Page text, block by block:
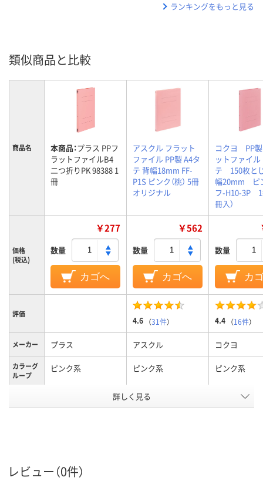
ランキングをもっと見る
類似商品と比較
商品名 本商品：プラス PPフ
ラットファイルB4
二つ折りPK 98388 1
冊
アスクル フラット
ファイル PP製 A4タ
テ 背幅18mm FF-
P1S ピンク（桃） 5冊
オリジナル
コクヨ PP
ットファイ
テ 150枚と
幅20mm
フ-H10-3P 1
冊入）
価格
(税込)
￥277
数量
カゴへ
￥562
数量
カゴへ
数量
カ
評価
4.6 （31件） 4.4 （16件）
メーカー プラス アスクル コクヨ
カラーグ
ループ
ピンク系 ピンク系 ピンク系
A4タテ
A4、A4タテ（
ク）
詳しく見る
レビュー（0件）